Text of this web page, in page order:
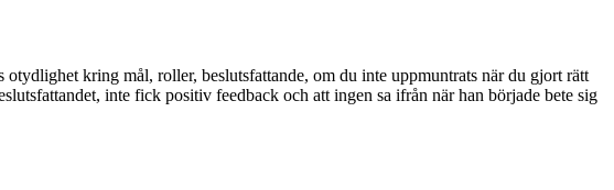
otydlighet kring mål, roller, beslutsfattande, om du inte uppmuntrats när du gjort rätt
inte fick positiv feedback och att ingen sa ifrån när han började bete sig